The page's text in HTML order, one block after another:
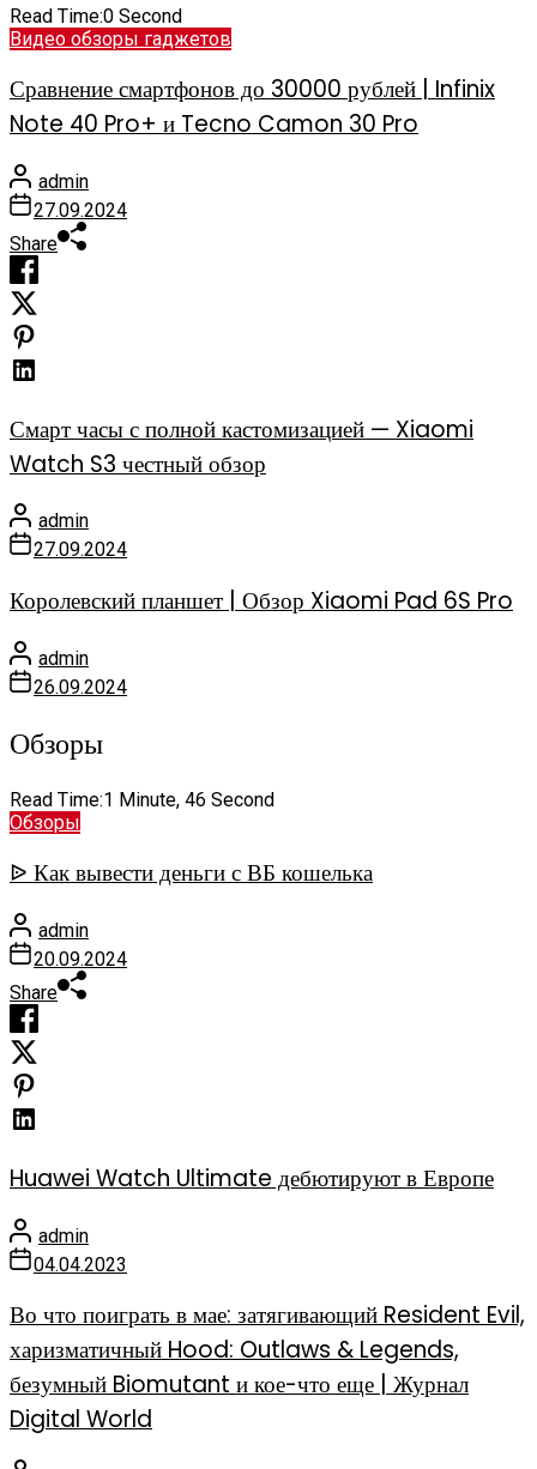
Read Time:0 Second
Видео обзоры гаджетов
Сравнение смартфонов до 30000 рублей | Infinix
Note 40 Pro+ и Tecno Camon 30 Pro
admin
27.09.2024
Share
Смарт часы с полной кастомизацией — Xiaomi
Watch S3 честный обзор
admin
27.09.2024
Королевский планшет | Обзор Xiaomi Pad 6S Pro
admin
26.09.2024
Обзоры
Read Time:1 Minute, 46 Second
Обзоры
ᐉ Как вывести деньги с ВБ кошелька
admin
20.09.2024
Share
Huawei Watch Ultimate дебютируют в Европе
admin
04.04.2023
Во что поиграть в мае: затягивающий Resident Evil,
харизматичный Hood: Outlaws & Legends,
безумный Biomutant и кое-что еще | Журнал
Digital World